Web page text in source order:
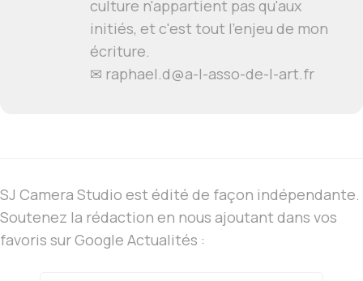
culture n'appartient pas qu'aux
initiés, et c'est tout l'enjeu de mon
écriture.
✉ raphael.d@a-l-asso-de-l-art.fr
SJ Camera Studio est édité de façon indépendante.
Soutenez la rédaction en nous ajoutant dans vos
favoris sur Google Actualités :